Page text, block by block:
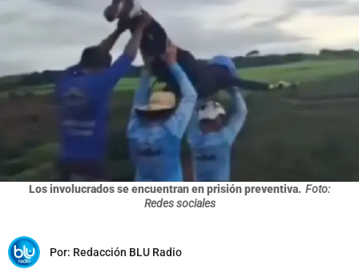
Los involucrados se encuentran en prisión preventiva. Foto:
Redes sociales
Por: Redacción BLU Radio